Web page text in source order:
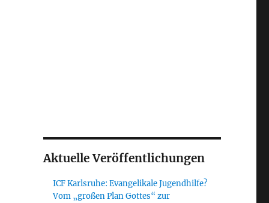
Aktuelle Veröffentlichungen
ICF Karlsruhe: Evangelikale Jugendhilfe?
Vom „großen Plan Gottes“ zur